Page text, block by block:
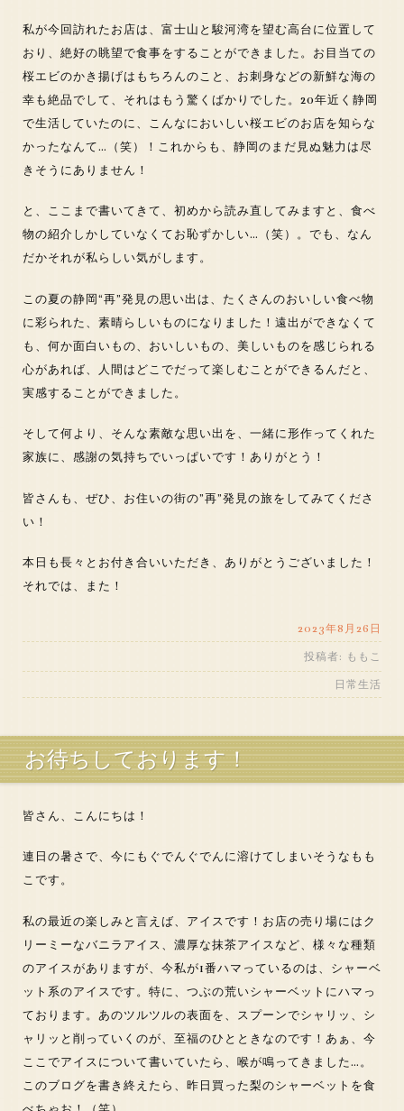
私が今回訪れたお店は、富士山と駿河湾を望む高台に位置して
おり、絶好の眺望で食事をすることができました。お目当ての
桜エビのかき揚げはもちろんのこと、お刺身などの新鮮な海の
幸も絶品でして、それはもう驚くばかりでした。20年近く静岡
で生活していたのに、こんなにおいしい桜エビのお店を知らな
かったなんて…（笑）！これからも、静岡のまだ見ぬ魅力は尽
きそうにありません！
と、ここまで書いてきて、初めから読み直してみますと、食べ
物の紹介しかしていなくてお恥ずかしい…（笑）。でも、なん
だかそれが私らしい気がします。
この夏の静岡“再”発見の思い出は、たくさんのおいしい食べ物
に彩られた、素晴らしいものになりました！遠出ができなくて
も、何か面白いもの、おいしいもの、美しいものを感じられる
心があれば、人間はどこでだって楽しむことができるんだと、
実感することができました。
そして何より、そんな素敵な思い出を、一緒に形作ってくれた
家族に、感謝の気持ちでいっぱいです！ありがとう！
皆さんも、ぜひ、お住いの街の”再”発見の旅をしてみてくださ
い！
本日も長々とお付き合いいただき、ありがとうございました！
それでは、また！
2023年8月26日
投稿者: ももこ
日常生活
お待ちしております！
皆さん、こんにちは！
連日の暑さで、今にもぐでんぐでんに溶けてしまいそうなもも
こです。
私の最近の楽しみと言えば、アイスです！お店の売り場にはク
リーミーなバニラアイス、濃厚な抹茶アイスなど、様々な種類
のアイスがありますが、今私が1番ハマっているのは、シャーベ
ット系のアイスです。特に、つぶの荒いシャーベットにハマっ
ております。あのツルツルの表面を、スプーンでシャリッ、シ
ャリッと削っていくのが、至福のひとときなのです！あぁ、今
ここでアイスについて書いていたら、喉が鳴ってきました…。
このブログを書き終えたら、昨日買った梨のシャーベットを食